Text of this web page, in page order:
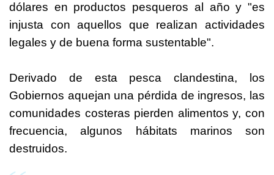
dólares en productos pesqueros al año y "es
injusta con aquellos que realizan actividades
legales y de buena forma sustentable".
Derivado de esta pesca clandestina, los
Gobiernos aquejan una pérdida de ingresos, las
comunidades costeras pierden alimentos y, con
frecuencia, algunos hábitats marinos son
destruidos.